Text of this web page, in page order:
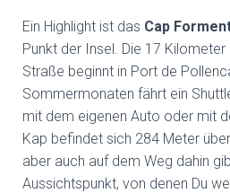
Ein Highlight ist das Cap
Punkt der Insel. Die 17 Kilometer
Straße beginnt in Port de
Sommermonaten fährt ein
mit dem eigenen Auto oder mit
Kap befindet sich 284 Meter
aber auch auf dem Weg dahin
Aussichtspunkt, von denen Du